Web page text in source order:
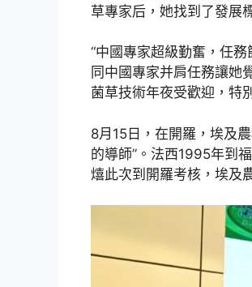
草專家后，她找到了發展
“中國專家超級勤奮，任
同中國專家并肩任務讓她
菌草技術年夜受歡迎，特
8月15日，在開羅，埃及
的導師”。法西1995年到
熺此次到開羅考核，埃及